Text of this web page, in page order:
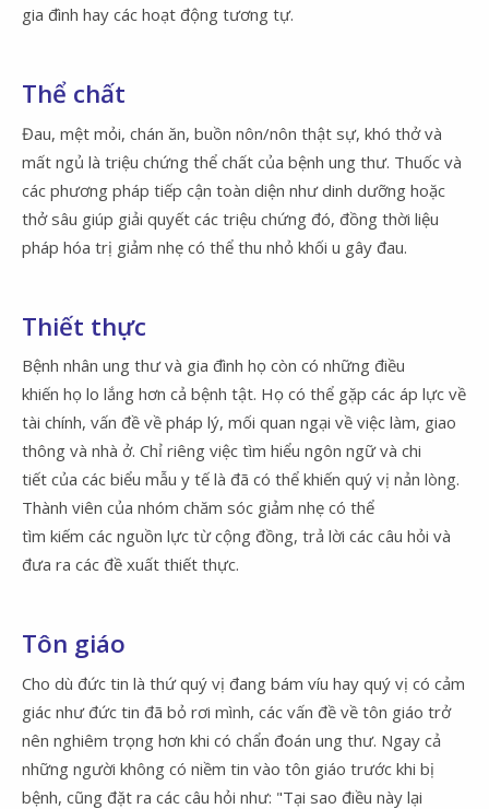
gia đình hay các hoạt động tương tự.
Thể chất
Đau, mệt mỏi, chán ăn, buồn nôn/nôn thật sự, khó thở và
mất ngủ là triệu chứng thể chất của bệnh ung thư. Thuốc và
các phương pháp tiếp cận toàn diện như dinh dưỡng hoặc
thở sâu giúp giải quyết các triệu chứng đó, đồng thời liệu
pháp hóa trị giảm nhẹ có thể thu nhỏ khối u gây đau.
Thiết thực
Bệnh nhân ung thư và gia đình họ còn có những điều
khiến họ lo lắng hơn cả bệnh tật. Họ có thể gặp các áp lực về
tài chính, vấn đề về pháp lý, mối quan ngại về việc làm, giao
thông và nhà ở. Chỉ riêng việc tìm hiểu ngôn ngữ và chi
tiết của các biểu mẫu y tế là đã có thể khiến quý vị nản lòng.
Thành viên của nhóm chăm sóc giảm nhẹ có thể
tìm kiếm các nguồn lực từ cộng đồng, trả lời các câu hỏi và
đưa ra các đề xuất thiết thực.
Tôn giáo
Cho dù đức tin là thứ quý vị đang bám víu hay quý vị có cảm
giác như đức tin đã bỏ rơi mình, các vấn đề về tôn giáo trở
nên nghiêm trọng hơn khi có chẩn đoán ung thư. Ngay cả
những người không có niềm tin vào tôn giáo trước khi bị
bệnh, cũng đặt ra các câu hỏi như: "Tại sao điều này lại